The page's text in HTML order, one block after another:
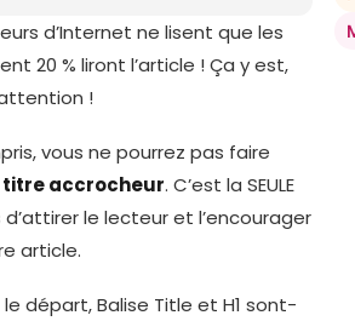
d’Internet ne lisent que les
20 % liront l’article ! Ça y est,
!
vous ne pourrez pas faire
titre accrocheur. C’est la SEULE
le lecteur et l’encourager
article.
départ, Balise Title et H1 sont-